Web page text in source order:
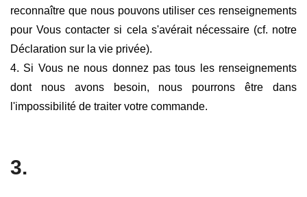
reconnaître que nous pouvons utiliser ces renseignements
pour Vous contacter si cela s'avérait nécessaire (cf. notre
Déclaration sur la vie privée).
4. Si Vous ne nous donnez pas tous les renseignements
dont nous avons besoin, nous pourrons être dans
l'impossibilité de traiter votre commande.
3.